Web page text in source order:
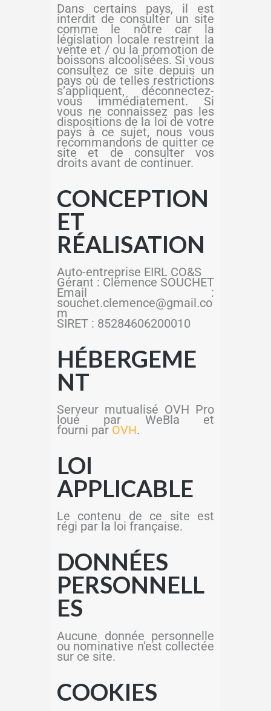
Dans certains pays, il est
interdit de consulter un site
comme le nôtre car la
législation locale restreint la
vente et / ou la promotion de
boissons alcoolisées. Si vous
consultez ce site depuis un
pays où de telles restrictions
s’appliquent, déconnectez-
vous immédiatement. Si
vous ne connaissez pas les
dispositions de la loi de votre
pays à ce sujet, nous vous
recommandons de quitter ce
site et de consulter vos
droits avant de continuer.
CONCEPTION
ET
RÉALISATION
Auto-entreprise EIRL CO&S
Gérant : Clémence SOUCHET
Email :
souchet.clemence@gmail.co
m
SIRET : 85284606200010
HÉBERGEME
NT
Serveur mutualisé OVH Pro
loué par WeBla et
fourni par OVH.
LOI
APPLICABLE
Le contenu de ce site est
régi par la loi française.
DONNÉES
PERSONNELL
ES
Aucune donnée personnelle
ou nominative n’est collectée
sur ce site.
COOKIES